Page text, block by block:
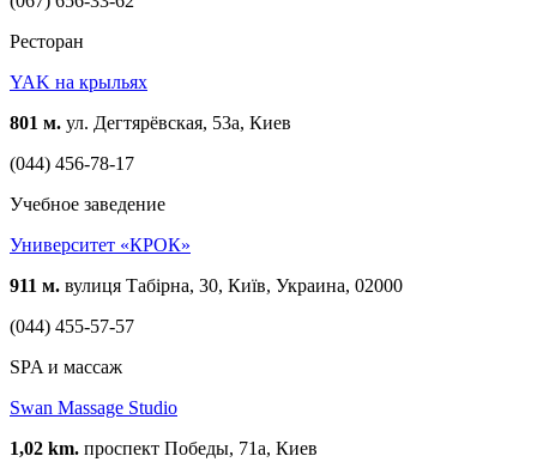
Ресторан
YAK на крыльях
801 м. ул. Дегтярёвская, 53а, Киев
(044) 456-78-17
Учебное заведение
Университет «КРОК»
911 м. вулиця Табірна, 30, Київ, Украина, 02000
(044) 455-57-57
SPA и массаж
Swan Massage Studio
1,02 km. проспект Победы, 71а, Киев